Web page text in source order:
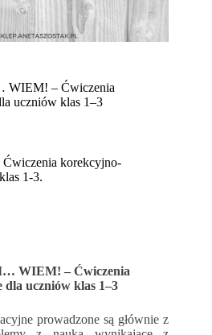
– Ćwiczenia
uczniów klas 1–3
korekcyjno-
1-3.
WIEM! – Ćwiczenia
uczniów klas 1–3
prowadzone są głównie z